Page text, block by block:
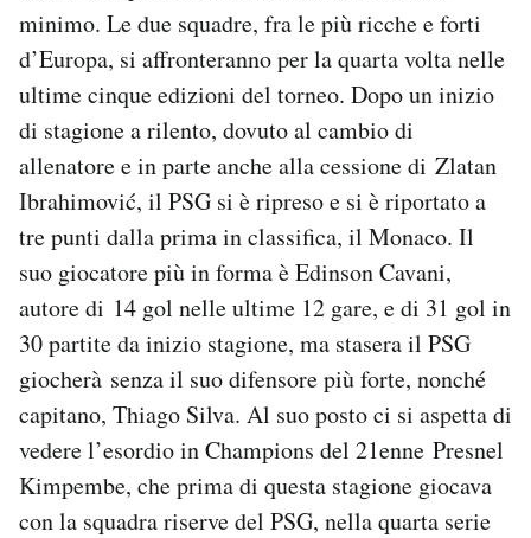
minimo. Le due squadre, fra le più ricche e forti
d’Europa, si affronteranno per la quarta volta nelle
ultime cinque edizioni del torneo. Dopo un inizio
di stagione a rilento, dovuto al cambio di
allenatore e in parte anche alla cessione di Zlatan
Ibrahimović, il PSG si è ripreso e si è riportato a
tre punti dalla prima in classifica, il Monaco. Il
suo giocatore più in forma è Edinson Cavani,
autore di 14 gol nelle ultime 12 gare, e di 31 gol in
30 partite da inizio stagione, ma stasera il PSG
giocherà senza il suo difensore più forte, nonché
capitano, Thiago Silva. Al suo posto ci si aspetta di
vedere l’esordio in Champions del 21enne Presnel
Kimpembe, che prima di questa stagione giocava
con la squadra riserve del PSG, nella quarta serie